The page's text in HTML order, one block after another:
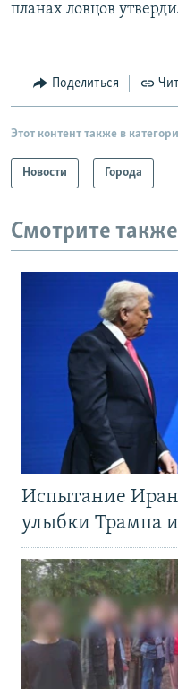
планах ловцов
Поделиться
Этот контент также в
Новости Города
Смотрите также
Испытание
улыбки Трампа